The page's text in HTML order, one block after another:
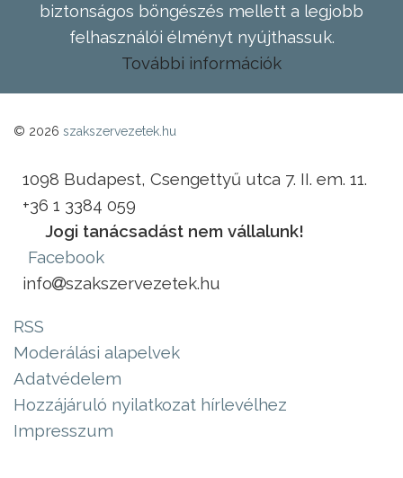
biztonságos böngészés mellett a legjobb
felhasználói élményt nyújthassuk.
További információk
© 2026 szakszervezetek.hu
1098 Budapest, Csengettyű utca 7. II. em. 11.
+36 1 3384 059
Jogi tanácsadást nem vállalunk!
Facebook
info
szakszervezetek.hu
RSS
Moderálási alapelvek
Adatvédelem
Hozzájáruló nyilatkozat hírlevélhez
Impresszum